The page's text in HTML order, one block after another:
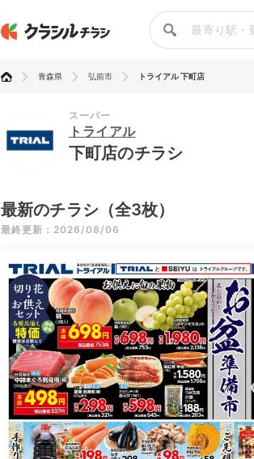
青森県 弘前市 トライアル 下町店
スーパー
トライアル
下町店のチラシ
最新のチラシ（全3枚）
最終更新：2026/08/06